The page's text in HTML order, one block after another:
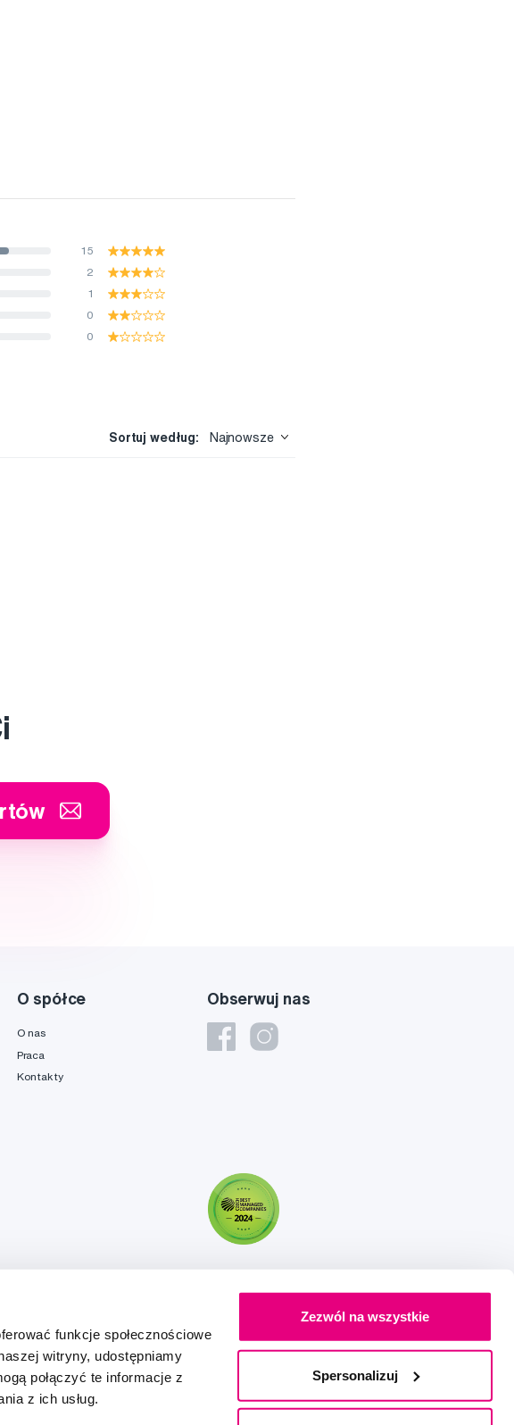
funkcje społecznościowe
witryny, udostępniamy
połączyć te informacje z
z ich usług.
Zezwól na wszystkie
Spersonalizuj
15
2
1
0
0
Sortuj według: Najnowsze
Obserwuj nas
O spółce
O nas
Praca
Kontakty
ochrany soukromí a
Stworzony z miłościąIZON+2FRESH